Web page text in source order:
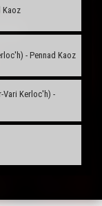
Kaoz
- Pennad Kaoz
Vari Kerloc'h) -